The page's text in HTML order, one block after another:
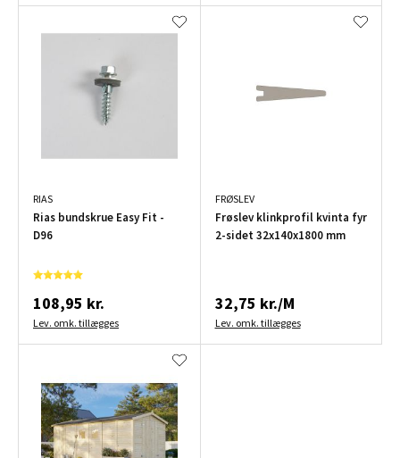
RIAS
Rias bundskrue Easy Fit -
D96
108,95 kr.
Lev. omk. tillægges
FRØSLEV
Frøslev klinkprofil kvinta fyr
2-sidet 32x140x1800 mm
32,75 kr./M
Lev. omk. tillægges